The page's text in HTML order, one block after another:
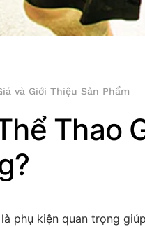
và Giới Thiệu Sản Phẩm
Thao
phụ kiện quan trọng